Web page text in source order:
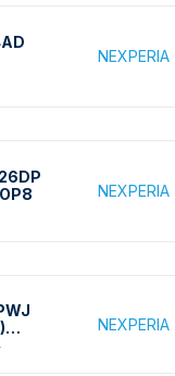
NEXPERIA
NEXPERIA
NEXPERIA